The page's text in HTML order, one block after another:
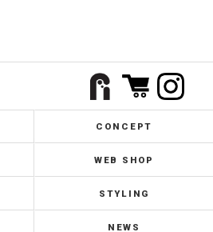
CONCEPT
WEB SHOP
STYLING
NEWS